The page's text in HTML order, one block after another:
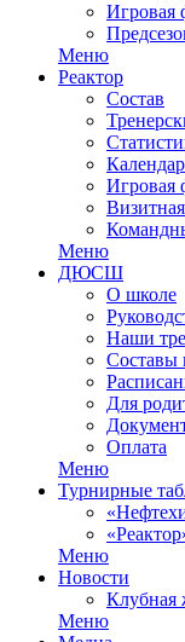
Игровая
Меню
Реактор
Состав
Игровая
Меню
ДЮСШ
О школе
Наши
Составы
Для
Оплата
Меню
Турнирные
Меню
Новости
Клубная
Меню